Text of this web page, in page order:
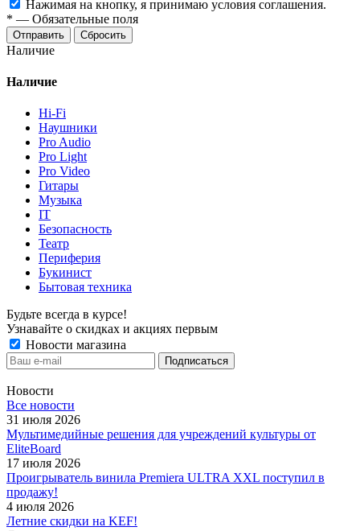
Нажимая на кнопку, я принимаю условия соглашения.
* — Обязательные поля
Отправить Сбросить
Наличие
Наличие
Hi-Fi
Наушники
Pro Audio
Pro Light
Pro Video
Гитары
Музыка
IT
Безопасность
Театр
Периферия
Букинист
Бытовая техника
Будьте всегда в курсе!
Узнавайте о скидках и акциях первым
Новости магазина
Новости
Все новости
31 июля 2026
Мультимедийные решения для учреждений культуры от
EliteBoard
17 июля 2026
Проигрыватель винила Premiera ULTRA XXL поступил в
продажу!
4 июля 2026
Летние скидки на KEF!